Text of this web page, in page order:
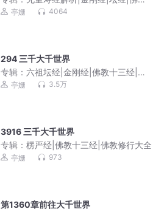
十三经
亭姗 4064
294 三千大千世界
专辑： 六祖坛经|金刚经|佛教十三经|解
读 亭姗 3.5万
3916 三千大千世界
专辑： 楞严经|佛教十三经|佛教修行大全
亭姗 973
第1360章前往大千世界